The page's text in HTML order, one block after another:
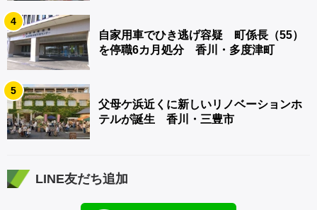
4
自家用車でひき逃げ容疑 町係長（55）
を停職6カ月処分 香川・多度津町
5
父母ケ浜近くに新しいリノベーションホ
テルが誕生 香川・三豊市
LINE友だち追加